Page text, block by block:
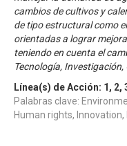
cambios de cultivos y
de tipo estructural como
orientadas a lograr
teniendo en cuenta el
Tecnología,
Línea(s) de Acción: 1 , 2,
Palabras clave:
Human rights, Innovation,